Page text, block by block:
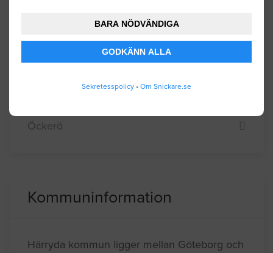
BARA NÖDVÄNDIGA
GODKÄNN ALLA
Sekretesspolicy • Om Snickare.se
Öckerö
Kommuninformation
Härryda kommun ligger mellan Göteborg och